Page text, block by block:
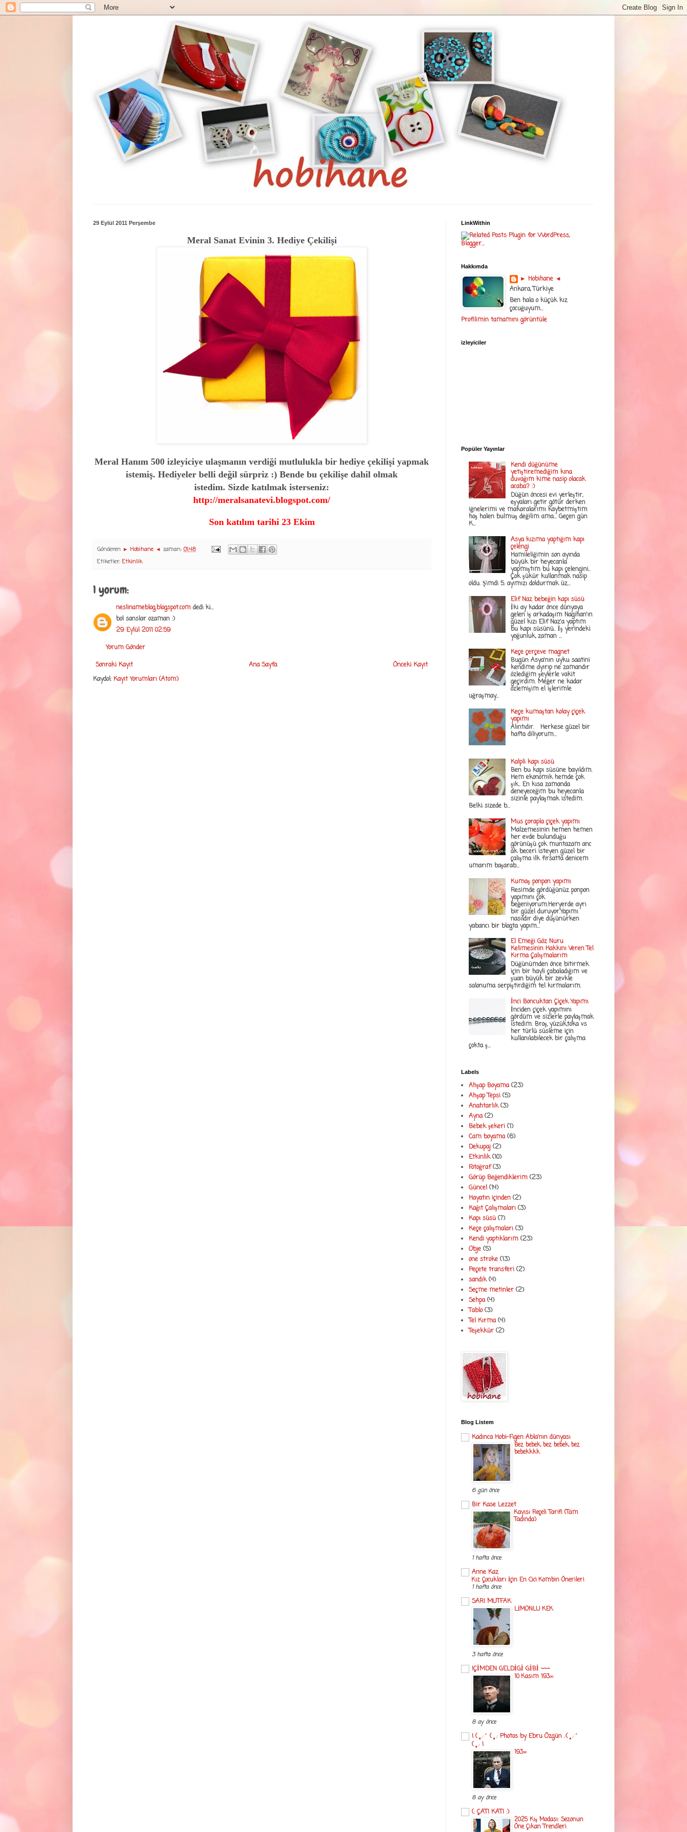
29 Eylül 2011 Perşembe
Meral Sanat Evinin 3. Hediye Çekilişi
Meral Hanım 500 izleyiciye ulaşmanın verdiği mutlulukla bir hediye çekilişi yapmak
istemiş. Hediyeler belli değil sürpriz :) Bende bu çekilişe dahil olmak
istedim. Sizde katılmak isterseniz:
http://meralsanatevi.blogspot.com/
Son katılım tarihi 23 Ekim
Gönderen ► Hobihane ◄ zaman: 01:48
Etiketler: Etkinlik
1 yorum:
neslinameblog.blogspot.com dedi ki...
bol sanslar ozaman :)
29 Eylül 2011 02:59
Yorum Gönder
Sonraki Kayıt
Önceki Kayıt
Ana Sayfa
Kaydol: Kayıt Yorumları (Atom)
LinkWithin
Hakkımda
► Hobihane ◄
Ankara, Türkiye
Ben hala o küçük kız
çocuğuyum...
Profilimin tamamını görüntüle
izleyiciler
Popüler Yayınlar
Kendi düğünüme
yetiştiremediğim kına
duvağım kime nasip olacak
acaba? :)
Düğün öncesi evi yerleştir,
eşyaları getir götür derken
iğnelerimi ve makaralarımı kaybetmiştim
hoş halen bulmuş değilim ama... Geçen gün
K...
Asya kızıma yaptığım kapı
çelengi
Hamileliğimin son ayında
büyük bir heyecanla
yapmıştım bu kapı çelengini..
Çok şükür kullanmak nasip
oldu. Şimdi 5. ayımızı doldurmak üz...
Elif Naz bebeğin kapı süsü
İki ay kadar önce dünyaya
gelen iş arkadaşım Nagihan'ın
güzel kızı Elif Naz'a yaptım
bu kapı süsünü.. İş yerindeki
yoğunluk, zaman ...
Keçe çerçeve magnet
Bugün Asya'nın uyku saatini
kendime ayırıp ne zamandır
özlediğim şeylerle vakit
geçirdim. Meğer ne kadar
özlemişim el işlerimle
uğraşmay...
Keçe kumaştan kolay çiçek
yapımı
Alıntıdır. Herkese güzel bir
hafta diliyorum...
Kalpli kapı süsü
Ben bu kapı süsüne bayıldım.
Hem ekonomik hemde çok
şık.. En kısa zamanda
deneyeceğim bu heyecanla
sizinle paylaşmak istedim.
Belki sizede b...
Mus çorapla çiçek yapımı
Malzemesinin hemen hemen
her evde bulunduğu
görünüşü çok muntazam anc
ak beceri isteyen güzel bir
çalışma ilk fırsatta denicem
umarım başarab...
Kumaş ponpon yapımı
Resimde gördüğünüz ponpon
yapımını çok
beğeniyorum.Heryerde ayrı
bir güzel duruyor.Yapımı
nasıldır diye düşünürken
yabancı bir blogta yapım...
El Emeği Göz Nuru
Kelimesinin Hakkını Veren Tel
Kırma Çalışmalarım
Düğünümden önce bitirmek
için bir hayli çabaladığım ve
şuan büyük bir zevkle
salonuma serpiştirdiğim tel kırmalarım.
İnci Boncuktan Çiçek Yapımı
İnciden çiçek yapımını
gördüm ve sizlerle paylaşmak
istedim. Broş, yüzük,toka vs
her türlü süsleme için
kullanılabilecek bir çalışma
çokta ş...
Labels
Ahşap Boyama (23)
Ahşap Tepsi (5)
Anahtarlık (3)
Ayna (2)
Bebek şekeri (1)
Cam boyama (6)
Dekupaj (2)
Etkinlik (10)
Fotoğraf (3)
Görüp Beğendiklerim (23)
Güncel (14)
Hayatın içinden (2)
Kağıt Çalışmaları (3)
Kapı süsü (7)
Keçe çalışmaları (3)
Kendi yaptıklarım (23)
Obje (5)
one stroke (13)
Peçete transferi (2)
sandık (4)
Seçme metinler (2)
Sehpa (4)
Tablo (3)
Tel Kırma (4)
Teşekkür (2)
Blog Listem
Kadınca Hobi-Figen Abla'nın dünyası
Bez bebek, bez bebek, bez
bebekkkk
6 gün önce
Bir Kase Lezzet
Kayısı Reçeli Tarifi (Tam
Tadında)
1 hafta önce
Anne Kaz
Kız Çocukları İçin En Cici Kombin Önerileri
1 hafta önce
SARI MUTFAK
LİMONLU KEK
3 hafta önce
!ÇİMDEN GELDİGİ GİBİ ~~~
10 Kasım 193∞
8 ay önce
! (¸.·´ (¸.· Photos by Ebru Özgün .·(¸.·´
(¸.· !
193∞
8 ay önce
(: ÇATI KATI :)
2025 Kış Modası: Sezonun
Öne Çıkan Trendleri